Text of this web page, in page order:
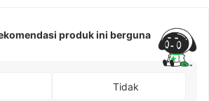
produk ini berguna
Tidak